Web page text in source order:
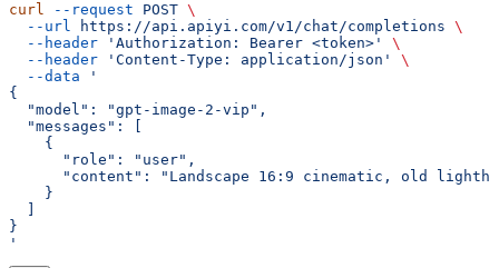
curl --request POST \
  --url
https://api.apiyi.com/v1/chat/completions \
  --header
'Authorization: Bearer <token>'
\
  --header
'Content-Type: application/json'
\
  --data
'
{
  "model": "gpt-image-2-vip",
  "messages": [
    {
      "role": "user",
"content": "Landscape 16:9 cinematic, old
    }
}
'